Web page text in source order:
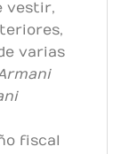
vestir,
varias
fiscal